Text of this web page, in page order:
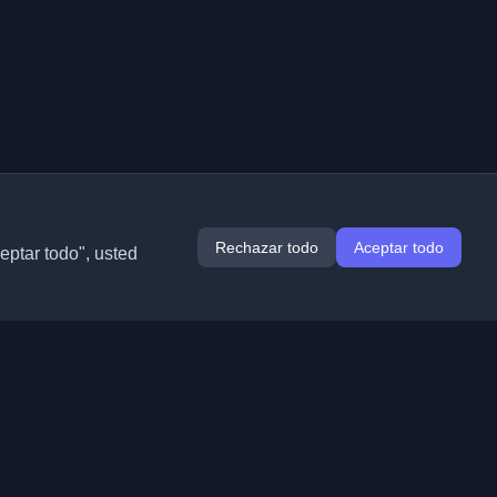
todo", usted
Rechazar todo Aceptar todo